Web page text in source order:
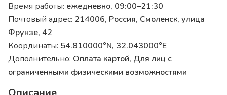
Время работы: ежедневно, 09:00–21:30
Почтовый адрес: 214006, Россия, Смоленск, улица
Фрунзе, 42
Координаты: 54.810000°N, 32.043000°E
Дополнительно: Оплата картой, Для лиц с
ограниченными физическими возможностями